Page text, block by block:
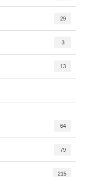
29
3
13
64
79
215